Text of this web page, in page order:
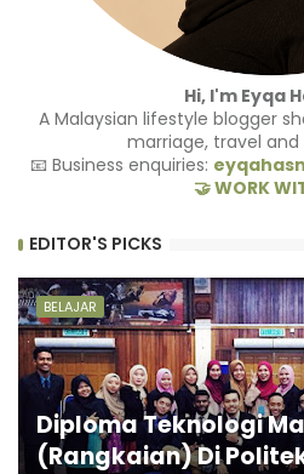
Hi, I'm Eyqa
A Malaysian lifestyle blogger
marriage, travel and
📧 Business enquiries:
🤝 WORK
EDITOR'S PICKS
BELAJAR
Diploma Teknologi
(Rangkaian) Di